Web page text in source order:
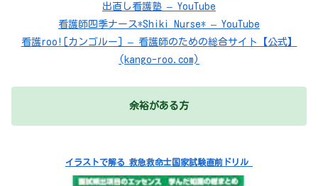
出直し看護塾 – YouTube
看護師四季ナース*Shiki Nurse* – YouTube
看護roo![カンゴルー] – 看護師のための総合サイト【公式】
(kango-roo.com)
余裕がある方
イラストで解る 救急救命士国家試験直前ドリル